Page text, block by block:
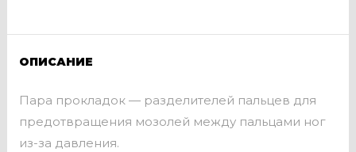
ОПИСАНИЕ
Пара прокладок — разделителей пальцев для
предотвращения мозолей между пальцами ног
из-за давления.